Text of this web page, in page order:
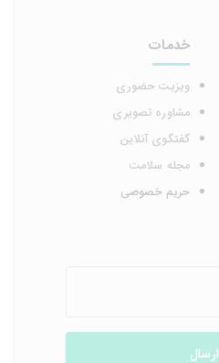
خدمات
ویزیت حضوری
مشاوره تصویری
گفتگوی آنلاین
مجله سلامت
حریم خصوصی
ارسال